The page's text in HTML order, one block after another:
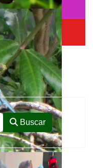
Buscar